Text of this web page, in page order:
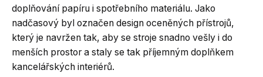
doplňování papíru i spotřebního materiálu. Jako
nadčasový byl označen design oceněných přístrojů,
který je navržen tak, aby se stroje snadno vešly i do
menších prostor a staly se tak příjemným doplňkem
kancelářských interiérů.